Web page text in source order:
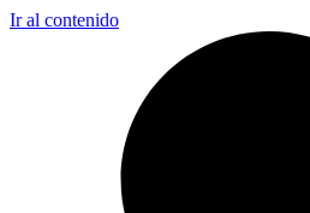
Ir al contenido